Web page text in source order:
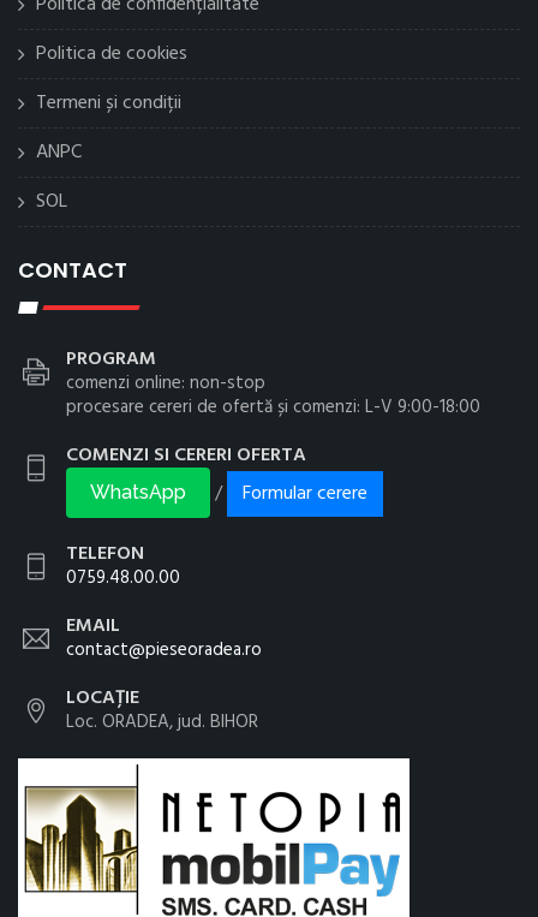
Politica de cookies
Termeni și condiții
ANPC
SOL
CONTACT
PROGRAM
comenzi online: non-stop
procesare cereri de ofertă și comenzi: L-V 9:00-18:00
COMENZI SI CERERI OFERTA
WhatsApp /
Formular cerere
TELEFON
0759.48.00.00
EMAIL
contact@pieseoradea.ro
LOCAȚIE
Loc. ORADEA, jud. BIHOR